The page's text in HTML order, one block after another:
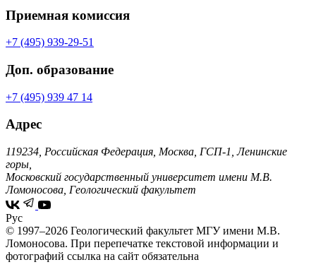
Приемная комиссия
+7 (495) 939-29-51
Доп. образование
+7 (495) 939 47 14
Адрес
119234, Российская Федерация, Москва, ГСП-1, Ленинские
горы,
Московский государственный университет имени М.В.
Ломоносова, Геологический факультет
Рус
© 1997–2026 Геологический факультет МГУ имени М.В.
Ломоносова. При перепечатке текстовой информации и
фотографий ссылка на сайт обязательна